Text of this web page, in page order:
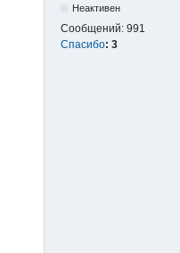
Неактивен
Сообщений: 991
Спасибо: 3